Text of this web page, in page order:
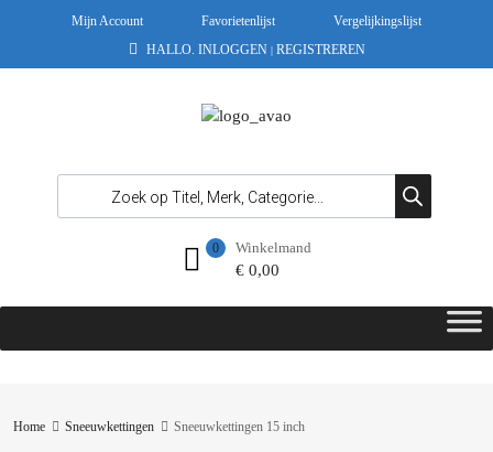
Mijn Account Favorietenlijst
Vergelijkingslijst
HALLO. INLOGGEN | REGISTREREN
Winkelmand
€0,00
0
Home Sneeuwkettingen Sneeuwkettingen 15 inch